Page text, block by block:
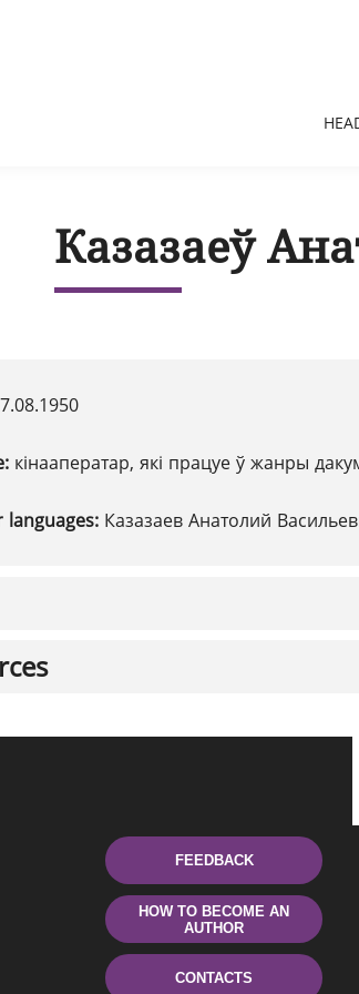
Казазаеў
кінааператар, які працуе ў жанры
languages: Казазаев Анатолий
FEEDBACK
HOW TO BECOME AN
AUTHOR
CONTACTS